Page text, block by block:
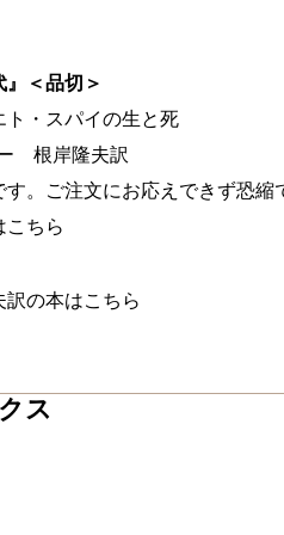
＜品切＞
・スパイの生と死
根岸隆夫訳
す。ご注文にお応えできず恐縮
こちら
訳の本はこちら
ス